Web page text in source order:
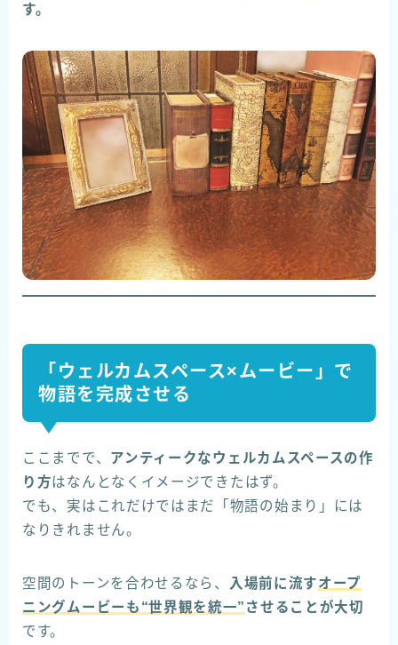
す。
「ウェルカムスペース×ムービー」で
物語を完成させる
ここまでで、 アンティークなウェルカムスペースの作
り方はなんとなくイメージできたはず。
でも、実はこれだけではまだ「物語の始まり」には
なりきれません。
空間のトーンを合わせるなら、 入場前に流すオープ
ニングムービーも“世界観を統一” させることが大切
です。